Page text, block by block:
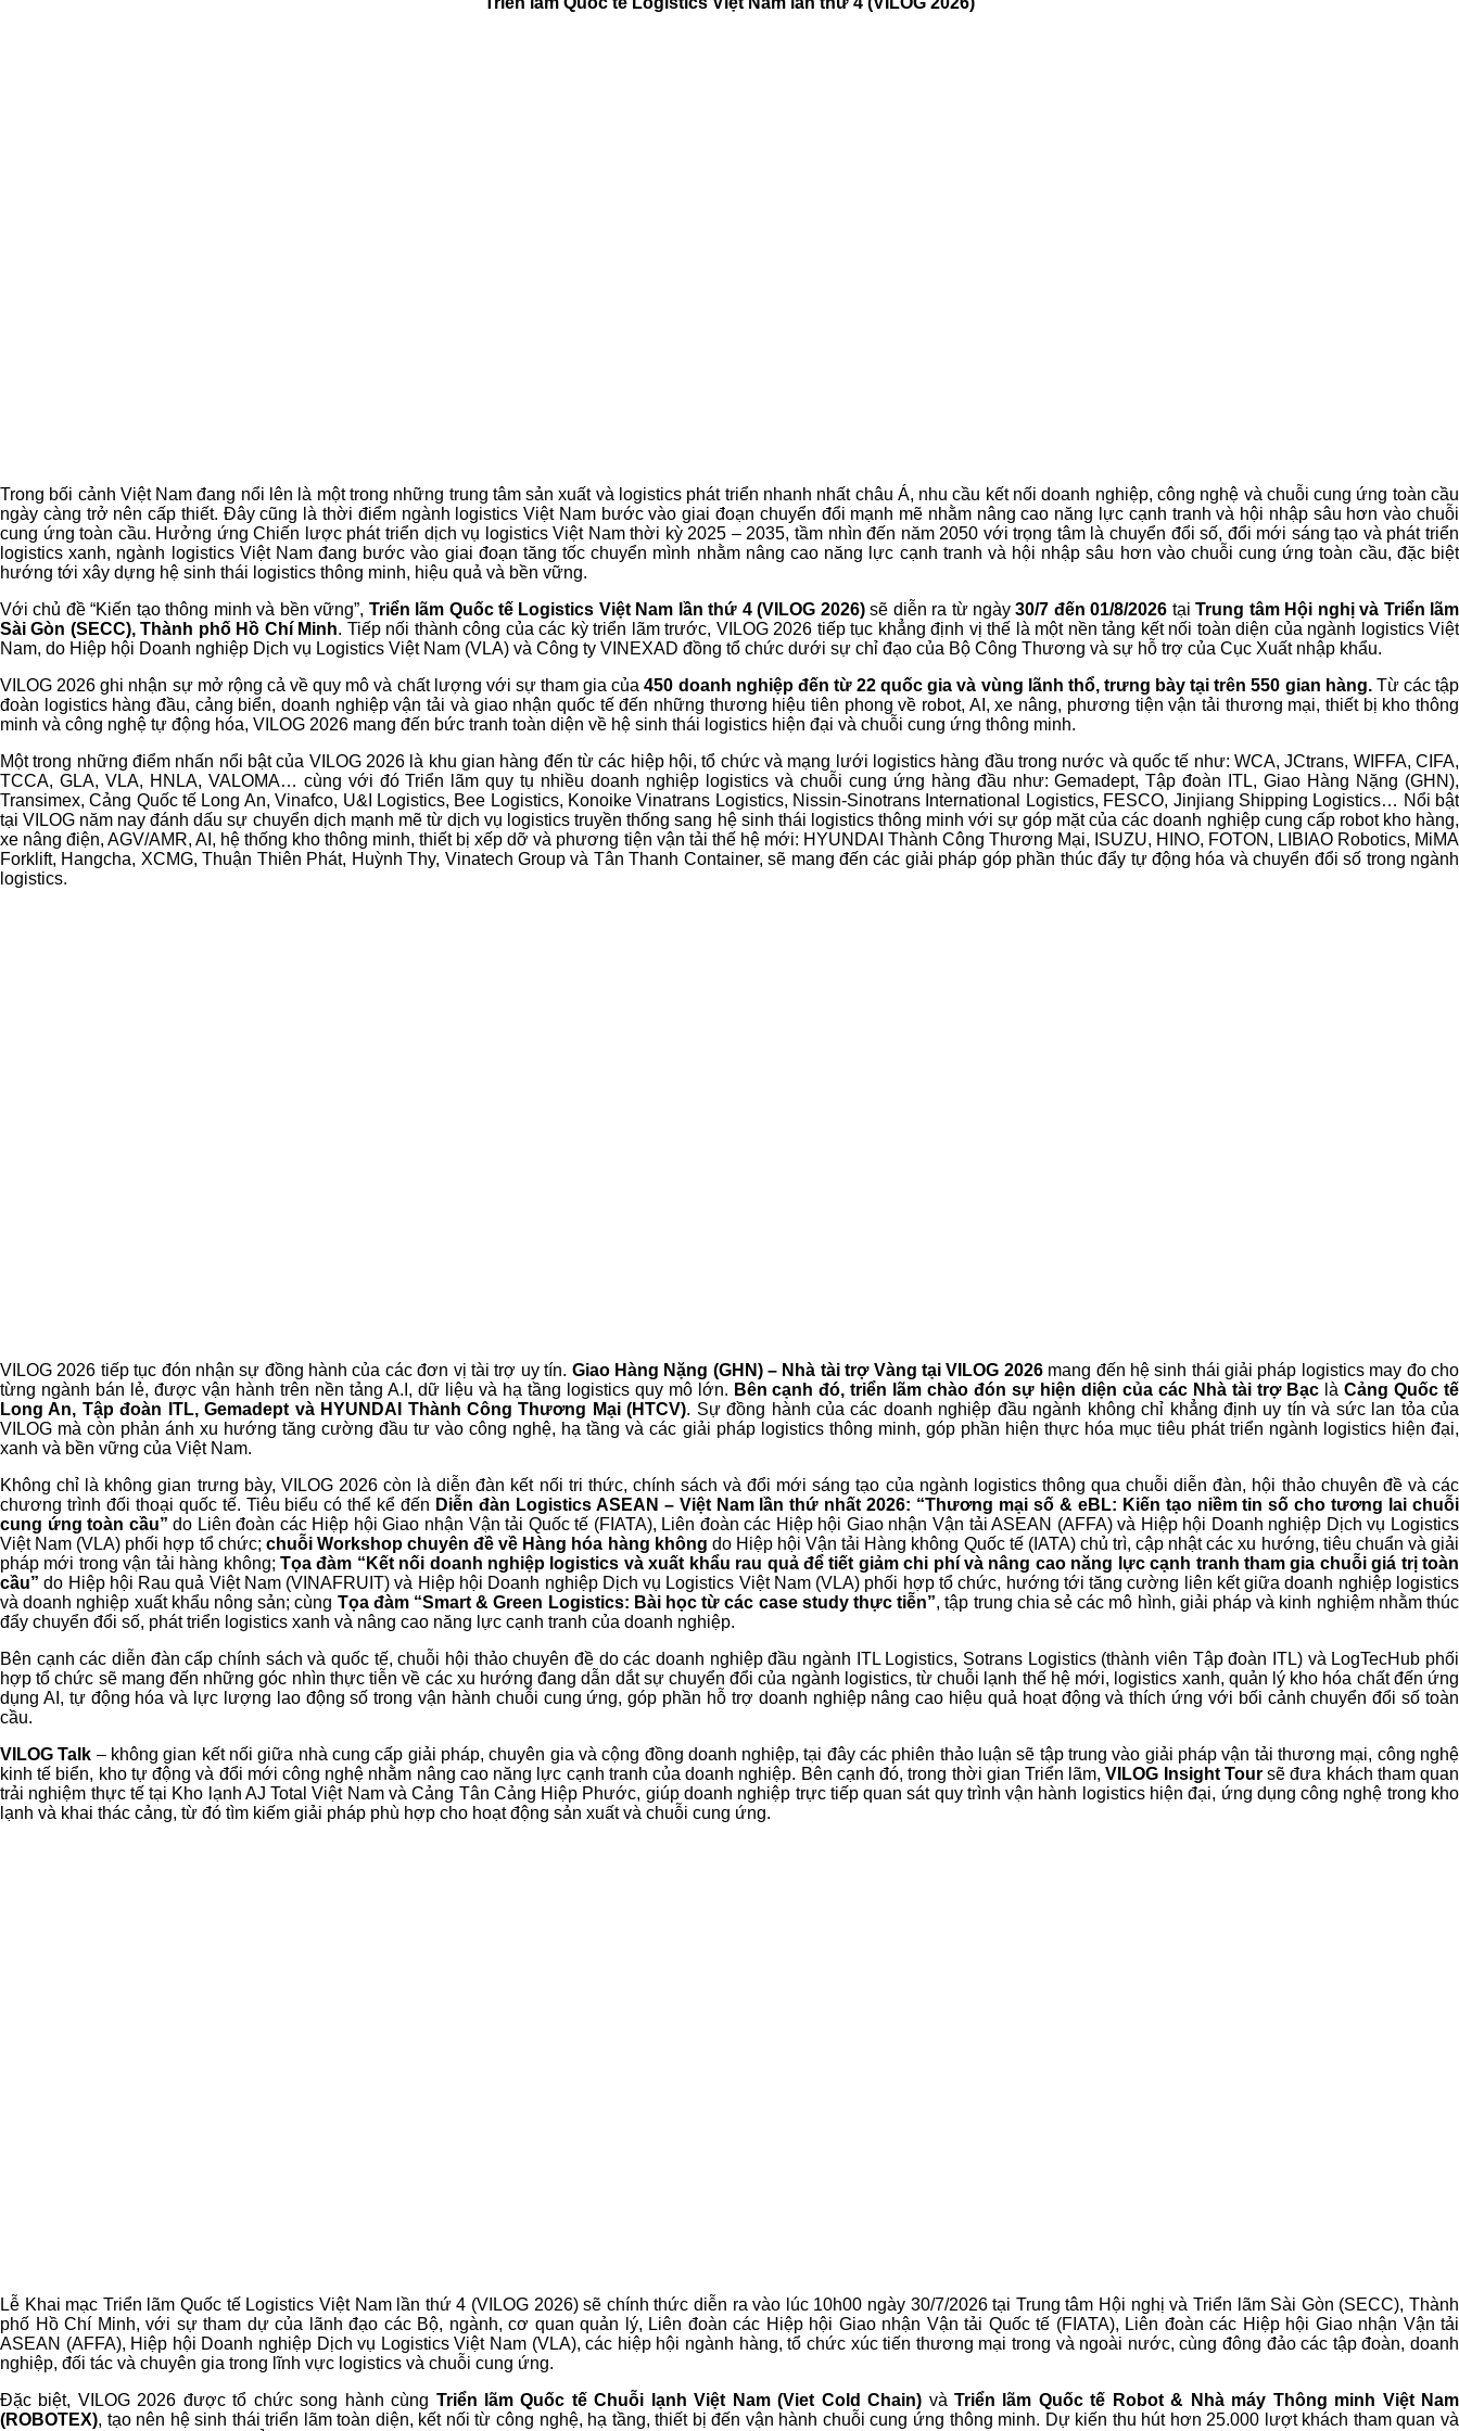
Trong bối cảnh Việt Nam đang nổi lên là một trong những trung tâm sản xuất và logistics phát triển nhanh nhất châu Á, nhu cầu kết nối doanh nghiệp, công nghệ và chuỗi cung ứng toàn cầu
ngày càng trở nên cấp thiết. Đây cũng là thời điểm ngành logistics Việt Nam bước vào giai đoạn chuyển đổi mạnh mẽ nhằm nâng cao năng lực cạnh tranh và hội nhập sâu hơn vào chuỗi
cung ứng toàn cầu. Hưởng ứng Chiến lược phát triển dịch vụ logistics Việt Nam thời kỳ 2025 – 2035, tầm nhìn đến năm 2050 với trọng tâm là chuyển đổi số, đổi mới sáng tạo và phát triển
logistics xanh, ngành logistics Việt Nam đang bước vào giai đoạn tăng tốc chuyển mình nhằm nâng cao năng lực cạnh tranh và hội nhập sâu hơn vào chuỗi cung ứng toàn cầu, đặc biệt
hướng tới xây dựng hệ sinh thái logistics thông minh, hiệu quả và bền vững.
Với chủ đề “Kiến tạo thông minh và bền vững”, Triển lãm Quốc tế Logistics Việt Nam lần thứ 4 (VILOG 2026)sẽ diễn ra từ ngày30/7 đến 01/8/2026 tạiTrung tâm Hội nghị và Triển lãm
Sài Gòn (SECC), Thành phố Hồ Chí Minh. Tiếp nối thành công của các kỳ triển lãm trước, VILOG 2026 tiếp tục khẳng định vị thế là một nền tảng kết nối toàn diện của ngành logistics Việt
Nam, do Hiệp hội Doanh nghiệp Dịch vụ Logistics Việt Nam (VLA) và Công ty VINEXAD đồng tổ chức dưới sự chỉ đạo của Bộ Công Thương và sự hỗ trợ của Cục Xuất nhập khẩu.
VILOG 2026 ghi nhận sự mở rộng cả về quy mô và chất lượng với sự tham gia của450 doanh nghiệp đến từ 22 quốc gia và vùng lãnh thổ, trưng bày tại trên 550 gian hàng. Từ các tập
đoàn logistics hàng đầu, cảng biển, doanh nghiệp vận tải và giao nhận quốc tế đến những thương hiệu tiên phong về robot, AI, xe nâng, phương tiện vận tải thương mại, thiết bị kho thông
minh và công nghệ tự động hóa, VILOG 2026 mang đến bức tranh toàn diện về hệ sinh thái logistics hiện đại và chuỗi cung ứng thông minh.
Một trong những điểm nhấn nổi bật của VILOG 2026 là khu gian hàng đến từ các hiệp hội, tổ chức và mạng lưới logistics hàng đầu trong nước và quốc tế như: WCA, JCtrans, WIFFA, CIFA,
TCCA, GLA, VLA, HNLA, VALOMA… cùng với đó Triển lãm quy tụ nhiều doanh nghiệp logistics và chuỗi cung ứng hàng đầu như: Gemadept, Tập đoàn ITL, Giao Hàng Nặng (GHN),
Transimex, Cảng Quốc tế Long An, Vinafco, U&I Logistics, Bee Logistics, Konoike Vinatrans Logistics, Nissin-Sinotrans International Logistics, FESCO, Jinjiang Shipping Logistics… Nổi bật
tại VILOG năm nay đánh dấu sự chuyển dịch mạnh mẽ từ dịch vụ logistics truyền thống sang hệ sinh thái logistics thông minh với sự góp mặt của các doanh nghiệp cung cấp robot kho hàng,
xe nâng điện, AGV/AMR, AI, hệ thống kho thông minh, thiết bị xếp dỡ và phương tiện vận tải thế hệ mới: HYUNDAI Thành Công Thương Mại, ISUZU, HINO, FOTON, LIBIAO Robotics, MiMA
Forklift, Hangcha, XCMG, Thuận Thiên Phát, Huỳnh Thy, Vinatech Group và Tân Thanh Container, sẽ mang đến các giải pháp góp phần thúc đẩy tự động hóa và chuyển đổi số trong ngành
logistics.
VILOG 2026 tiếp tục đón nhận sự đồng hành của các đơn vị tài trợ uy tín. Giao Hàng Nặng (GHN) – Nhà tài trợ Vàng tại VILOG 2026 mang đến hệ sinh thái giải pháp logistics may đo cho
từng ngành bán lẻ, được vận hành trên nền tảng A.I, dữ liệu và hạ tầng logistics quy mô lớn. Bên cạnh đó, triển lãm chào đón sự hiện diện của các Nhà tài trợ Bạc làCảng Quốc tế
Long An, Tập đoàn ITL, Gemadept và HYUNDAI Thành Công Thương Mại (HTCV). Sự đồng hành của các doanh nghiệp đầu ngành không chỉ khẳng định uy tín và sức lan tỏa của
VILOG mà còn phản ánh xu hướng tăng cường đầu tư vào công nghệ, hạ tầng và các giải pháp logistics thông minh, góp phần hiện thực hóa mục tiêu phát triển ngành logistics hiện đại,
xanh và bền vững của Việt Nam.
Không chỉ là không gian trưng bày, VILOG 2026 còn là diễn đàn kết nối tri thức, chính sách và đổi mới sáng tạo của ngành logistics thông qua chuỗi diễn đàn, hội thảo chuyên đề và các
chương trình đối thoại quốc tế. Tiêu biểu có thể kể đến Diễn đàn Logistics ASEAN – Việt Nam lần thứ nhất 2026: “Thương mại số & eBL: Kiến tạo niềm tin số cho tương lai chuỗi
cung ứng toàn cầu” do Liên đoàn các Hiệp hội Giao nhận Vận tải Quốc tế (FIATA), Liên đoàn các Hiệp hội Giao nhận Vận tải ASEAN (AFFA) và Hiệp hội Doanh nghiệp Dịch vụ Logistics
Việt Nam (VLA) phối hợp tổ chức; chuỗi Workshop chuyên đề về Hàng hóa hàng không do Hiệp hội Vận tải Hàng không Quốc tế (IATA) chủ trì, cập nhật các xu hướng, tiêu chuẩn và giải
pháp mới trong vận tải hàng không; Tọa đàm “Kết nối doanh nghiệp logistics và xuất khẩu rau quả để tiết giảm chi phí và nâng cao năng lực cạnh tranh tham gia chuỗi giá trị toàn
cầu” do Hiệp hội Rau quả Việt Nam (VINAFRUIT) và Hiệp hội Doanh nghiệp Dịch vụ Logistics Việt Nam (VLA) phối hợp tổ chức, hướng tới tăng cường liên kết giữa doanh nghiệp logistics
và doanh nghiệp xuất khẩu nông sản; cùng Tọa đàm “Smart & Green Logistics: Bài học từ các case study thực tiễn”, tập trung chia sẻ các mô hình, giải pháp và kinh nghiệm nhằm thúc
đẩy chuyển đổi số, phát triển logistics xanh và nâng cao năng lực cạnh tranh của doanh nghiệp.
Bên cạnh các diễn đàn cấp chính sách và quốc tế, chuỗi hội thảo chuyên đề do các doanh nghiệp đầu ngành ITL Logistics, Sotrans Logistics (thành viên Tập đoàn ITL) và LogTecHub phối
hợp tổ chức sẽ mang đến những góc nhìn thực tiễn về các xu hướng đang dẫn dắt sự chuyển đổi của ngành logistics, từ chuỗi lạnh thế hệ mới, logistics xanh, quản lý kho hóa chất đến ứng
dụng AI, tự động hóa và lực lượng lao động số trong vận hành chuỗi cung ứng, góp phần hỗ trợ doanh nghiệp nâng cao hiệu quả hoạt động và thích ứng với bối cảnh chuyển đổi số toàn
cầu.
VILOG Talk – không gian kết nối giữa nhà cung cấp giải pháp, chuyên gia và cộng đồng doanh nghiệp, tại đây các phiên thảo luận sẽ tập trung vào giải pháp vận tải thương mại, công nghệ
kinh tế biển, kho tự động và đổi mới công nghệ nhằm nâng cao năng lực cạnh tranh của doanh nghiệp. Bên cạnh đó, trong thời gian Triển lãm,VILOG Insight Toursẽ đưa khách tham quan
trải nghiệm thực tế tại Kho lạnh AJ Total Việt Nam và Cảng Tân Cảng Hiệp Phước, giúp doanh nghiệp trực tiếp quan sát quy trình vận hành logistics hiện đại, ứng dụng công nghệ trong kho
lạnh và khai thác cảng, từ đó tìm kiếm giải pháp phù hợp cho hoạt động sản xuất và chuỗi cung ứng.
Lễ Khai mạc Triển lãm Quốc tế Logistics Việt Nam lần thứ 4 (VILOG 2026) sẽ chính thức diễn ra vào lúc 10h00 ngày 30/7/2026 tại Trung tâm Hội nghị và Triển lãm Sài Gòn (SECC), Thành
phố Hồ Chí Minh, với sự tham dự của lãnh đạo các Bộ, ngành, cơ quan quản lý, Liên đoàn các Hiệp hội Giao nhận Vận tải Quốc tế (FIATA), Liên đoàn các Hiệp hội Giao nhận Vận tải
ASEAN (AFFA), Hiệp hội Doanh nghiệp Dịch vụ Logistics Việt Nam (VLA), các hiệp hội ngành hàng, tổ chức xúc tiến thương mại trong và ngoài nước, cùng đông đảo các tập đoàn, doanh
nghiệp, đối tác và chuyên gia trong lĩnh vực logistics và chuỗi cung ứng.
Đặc biệt, VILOG 2026 được tổ chức song hành cùng Triển lãm Quốc tế Chuỗi lạnh Việt Nam (Viet Cold Chain) vàTriển lãm Quốc tế Robot & Nhà máy Thông minh Việt Nam
(ROBOTEX), tạo nên hệ sinh thái triển lãm toàn diện, kết nối từ công nghệ, hạ tầng, thiết bị đến vận hành chuỗi cung ứng thông minh. Dự kiến thu hút hơn 25.000 lượt khách tham quan và